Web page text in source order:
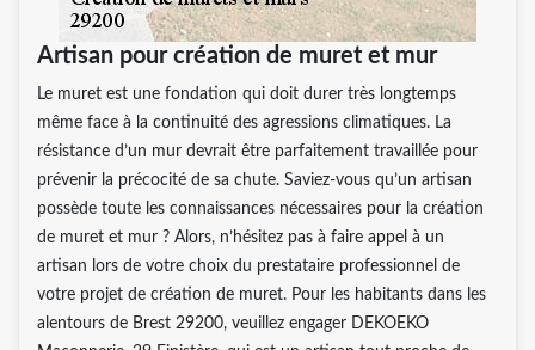
Artisan pour création de muret et mur
Le muret est une fondation qui doit durer très longtemps
même face à la continuité des agressions climatiques. La
résistance d’un mur devrait être parfaitement travaillée pour
prévenir la précocité de sa chute. Saviez-vous qu’un artisan
possède toute les connaissances nécessaires pour la création
de muret et mur ? Alors, n’hésitez pas à faire appel à un
artisan lors de votre choix du prestataire professionnel de
votre projet de création de muret. Pour les habitants dans les
alentours de Brest 29200, veuillez engager DEKOEKO